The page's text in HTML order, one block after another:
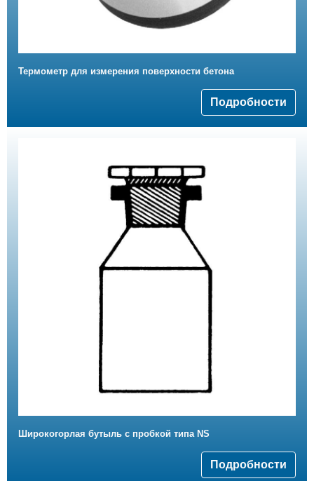
Термометр для измерения поверхности бетона
Подробности
Широкогорлая бутыль с пробкой типа NS
Подробности